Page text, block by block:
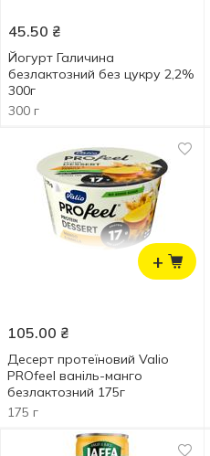
45.50 ₴
Йогурт Галичина
безлактозний без цукру 2,2%
300г
300 г
+
105.00 ₴
Десерт протеїновий Valio
PROfeel ваніль-манго
безлактозний 175г
175 г